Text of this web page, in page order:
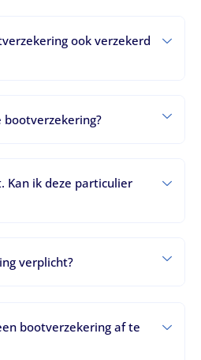
ook verzekerd
bootverzekering?
Kan ik deze particulier
verplicht?
bootverzekering af te